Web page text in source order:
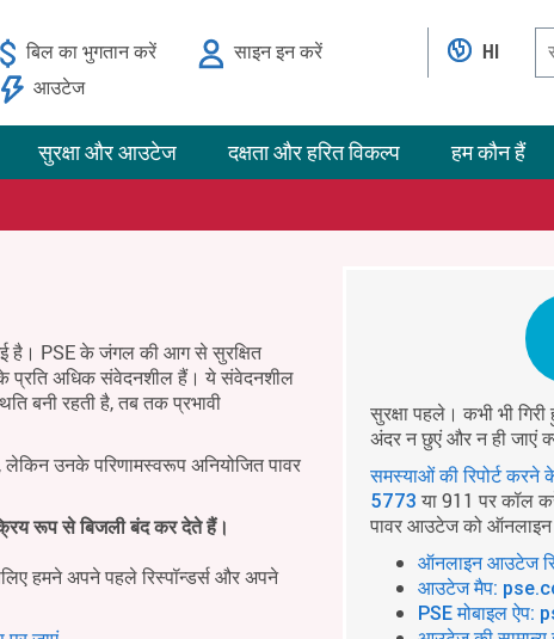
सुरक्षा और आउटेज दक्षता और हरित विकल्प हम कौन हैं
बिल का भुगतान करें
साइन इन करें
आउटेज
HI
है। PSE के जंगल की आग से सुरक्षित
प्रति अधिक संवेदनशील हैं। ये संवेदनशील
बनी रहती है, तब तक प्रभावी
उनके परिणामस्वरूप अनियोजित पावर
रूप से बिजली बंद कर देते हैं।
हमने अपने पहले रिस्पॉन्डर्स और अपने
सुरक्षा पहले। कभी भी
अंदर न छुएं और न ही जाएं
समस्याओं की रिपोर्ट करने
5773 या 911 पर कॉल
पावर आउटेज को ऑनलाइन
ऑनलाइन आउटेज
आउटेज मैप:
PSE मोबाइल